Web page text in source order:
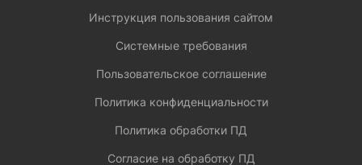
Инструкция пользования сайтом
Системные требования
Пользовательское соглашение
Политика конфиденциальности
Политика обработки ПД
Согласие на обработку ПД